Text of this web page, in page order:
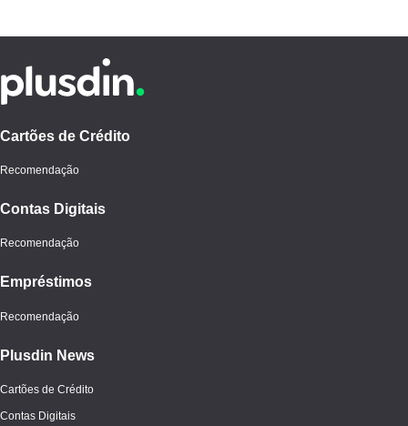
Cartões de Crédito
Recomendação
Contas Digitais
Recomendação
Empréstimos
Recomendação
Plusdin News
Cartões de Crédito
Contas Digitais